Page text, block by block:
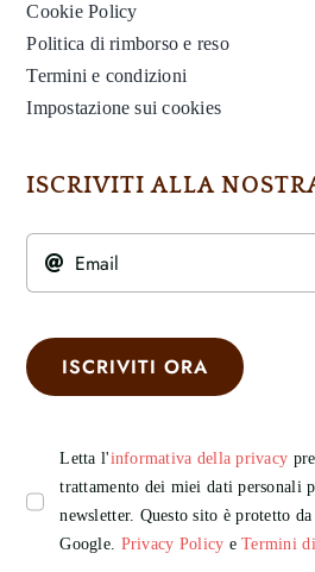
Cookie Policy
Politica di rimborso e reso
Termini e condizioni
Impostazione sui cookies
ISCRIVITI ALLA
ISCRIVITI ORA
Letta l'informativa della privacy
trattamento dei miei dati personali
newsletter. Questo sito è protetto
Google. Privacy Policy eTermini